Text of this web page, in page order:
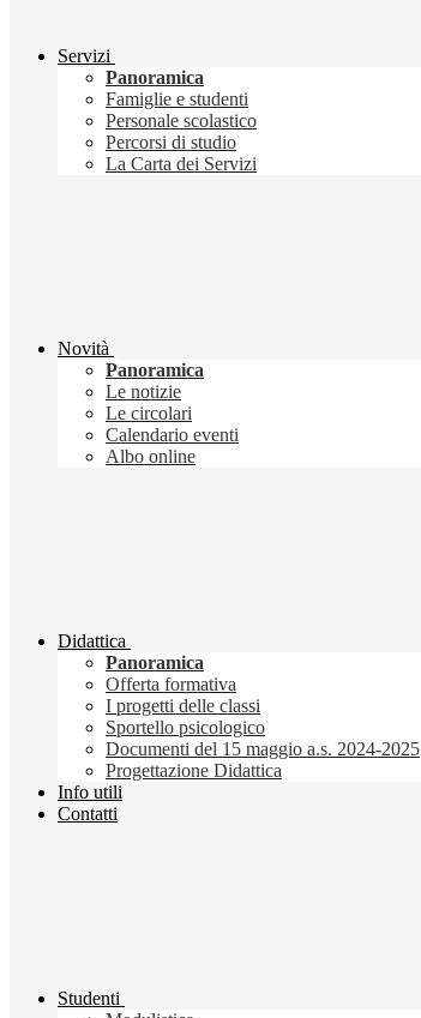
Servizi
Panoramica
Famiglie e studenti
Personale scolastico
Percorsi di studio
La Carta dei Servizi
Novità
Panoramica
Le notizie
Le circolari
Calendario eventi
Albo online
Didattica
Panoramica
Offerta formativa
I progetti delle classi
Sportello psicologico
Documenti del 15 maggio a.s. 2024-2025
Progettazione Didattica
Info utili
Contatti
Studenti